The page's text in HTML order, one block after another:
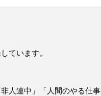
ています。
人連中」「人間のやる仕事